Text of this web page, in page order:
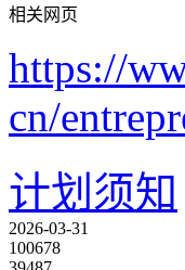
相关网页
https://
cn/
计划须知
2026-03-31
100678